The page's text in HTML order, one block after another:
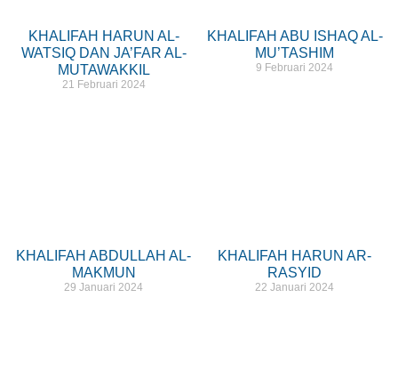
KHALIFAH HARUN AL-
WATSIQ DAN JA’FAR AL-
MUTAWAKKIL
21 Februari 2024
KHALIFAH ABU ISHAQ AL-
MU’TASHIM
9 Februari 2024
KHALIFAH ABDULLAH AL-
MAKMUN
29 Januari 2024
KHALIFAH HARUN AR-
RASYID
22 Januari 2024